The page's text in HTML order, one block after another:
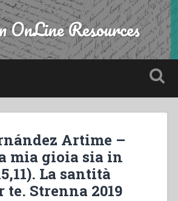
OnLine Resources
Artime –
mia gioia sia in
La santità
te. Strenna 2019